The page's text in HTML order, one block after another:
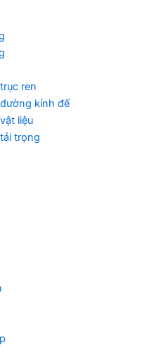
ren
kính đế
liệu
trọng